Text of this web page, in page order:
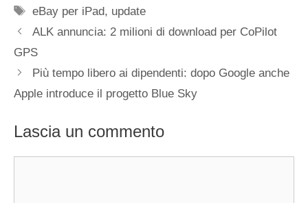
Tag
eBay per iPad, update
ALK annuncia: 2 milioni di download per CoPilot
GPS
Più tempo libero ai dipendenti: dopo Google anche
Apple introduce il progetto Blue Sky
Lascia un commento